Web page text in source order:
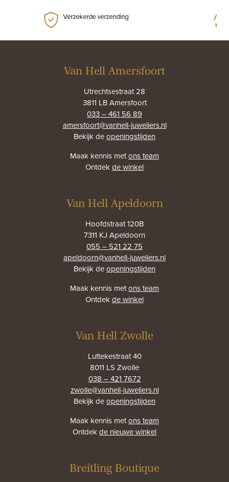
Verzekerde verzending
Van Hell Amersfoort
Utrechtsestraat 28
3811 LB Amersfoort
033 – 461 56 89
amersfoort@vanhell-juweliers.nl
Bekijk deopeningstijden
Maak kennis metons team
Ontdekde winkel
Van Hell Apeldoorn
Hoofdstraat 120B
7311 KJ Apeldoorn
055 – 521 22 75
apeldoorn@vanhell-juweliers.nl
Bekijk deopeningstijden
Maak kennis metons team
Ontdekde winkel
Van Hell Zwolle
Luttekestraat 40
8011 LS Zwolle
038 – 421 7672
zwolle@vanhell-juweliers.nl
Bekijk deopeningstijden
Maak kennis metons team
Ontdekde nieuwe winkel
Breitling Boutique